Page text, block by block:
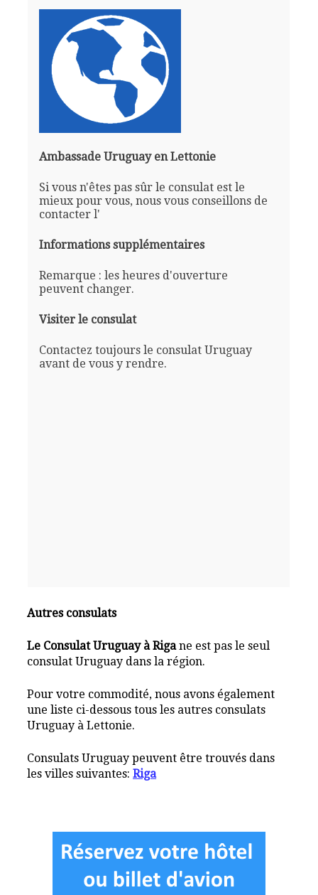
Ambassade Uruguay en Lettonie
Si vous n'êtes pas sûr le consulat est le
mieux pour vous, nous vous conseillons de
contacter l'
Informations supplémentaires
Remarque : les heures d'ouverture
peuvent changer.
Visiter le consulat
Contactez toujours le consulat Uruguay
avant de vous y rendre.
Autres consulats
Le Consulat Uruguay à Rigane est pas le seul
consulat Uruguay dans la région.
Pour votre commodité, nous avons également
une liste ci-dessous tous les autres consulats
Uruguay à Lettonie.
Consulats Uruguay peuvent être trouvés dans
les villes suivantes:Riga